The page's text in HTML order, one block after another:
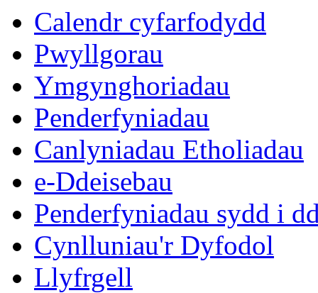
Calendr cyfarfodydd
Pwyllgorau
Ymgynghoriadau
Penderfyniadau
Canlyniadau Etholiadau
e-Ddeisebau
Penderfyniadau sydd i
Cynlluniau'r Dyfodol
Llyfrgell